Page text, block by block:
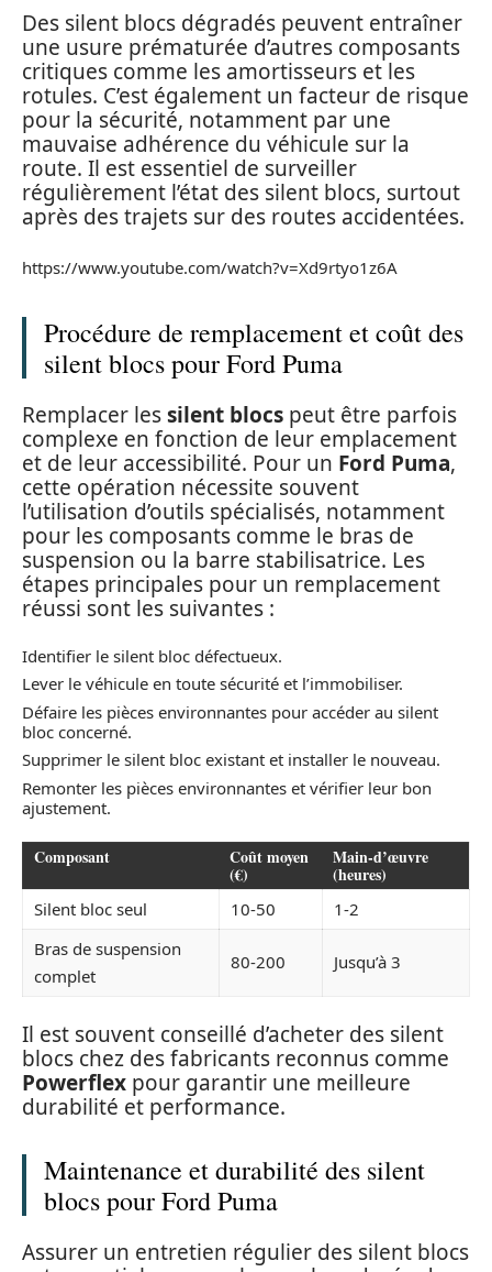
Des silent blocs dégradés peuvent entraîner
une usure prématurée d’autres composants
critiques comme les amortisseurs et les
rotules. C’est également un facteur de risque
pour la sécurité, notamment par une
mauvaise adhérence du véhicule sur la
route. Il est essentiel de surveiller
régulièrement l’état des silent blocs, surtout
après des trajets sur des routes accidentées.
https://www.youtube.com/watch?v=Xd9rtyo1z6A
Procédure de remplacement et coût des
silent blocs pour Ford Puma
Remplacer lessilent blocs peut être parfois
complexe en fonction de leur emplacement
et de leur accessibilité. Pour un Ford Puma,
cette opération nécessite souvent
l’utilisation d’outils spécialisés, notamment
pour les composants comme le bras de
suspension ou la barre stabilisatrice. Les
étapes principales pour un remplacement
réussi sont les suivantes :
Identifier le silent bloc défectueux.
Lever le véhicule en toute sécurité et l’immobiliser.
Défaire les pièces environnantes pour accéder au silent
bloc concerné.
Supprimer le silent bloc existant et installer le nouveau.
Remonter les pièces environnantes et vérifier leur bon
ajustement.
Composant Coût moyen
(€)
Main-d’œuvre
(heures)
Silent bloc seul 10-50
1-2
Bras de suspension
complet
80-200 Jusqu’à 3
Il est souvent conseillé d’acheter des silent
blocs chez des fabricants reconnus comme
Powerflex pour garantir une meilleure
durabilité et performance.
Maintenance et durabilité des silent
blocs pour Ford Puma
Assurer un entretien régulier des silent blocs